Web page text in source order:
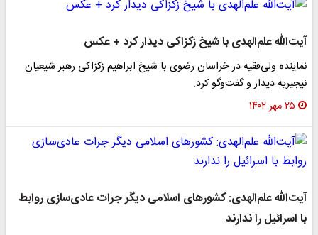
آیت‌الله علم‌الهدی با شیخ زکزاکی دیدار کرد + عکس
نماینده ولی‌فقیه در خراسان رضوی با شیخ ابراهیم زکزاکی رهبر شیعیان
نیجیریه دیدار و گفت‌وگو کرد.
۲۵ مهر ۱۴۰۲
آیت‌الله علم‌الهدی: کشورهای اسلامی دیگر جرات عادی‌سازی روابط
با اسرائیل را ندارند